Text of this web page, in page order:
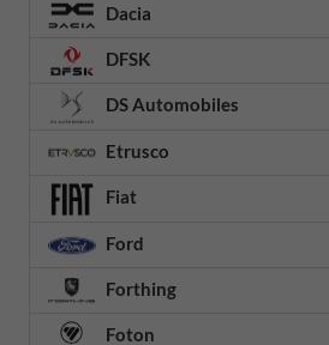
Dacia
DFSK
DS Automobiles
Etrusco
Fiat
Ford
Forthing
Foton